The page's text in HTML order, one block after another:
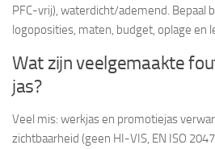
PFC-vrij), waterdicht/ademend. Bepaal
logoposities, maten, budget, oplage en
Wat zijn veelgemaakte
jas?
Veel mis: werkjas en promotiejas
zichtbaarheid (geen HI-VIS, EN ISO